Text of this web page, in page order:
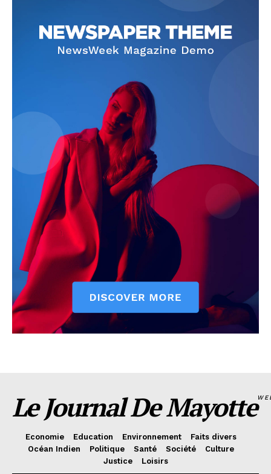
Le Journal De Mayotte
Economie Education Environnement
Faits divers
Océan Indien
Politique Santé Société
Culture
Justice
Loisirs